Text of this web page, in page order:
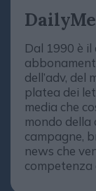
Dal 1990 è
dell’adv, del
platea dei
media che
mondo della
campagne,
news che
competenza